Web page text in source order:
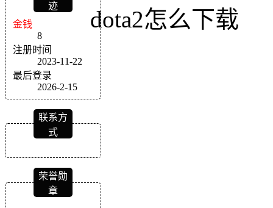
迹
金钱
8
注册时间
2023-11-22
最后登录
2026-2-15
联系方
式
荣誉勋
章
dota2怎么下载